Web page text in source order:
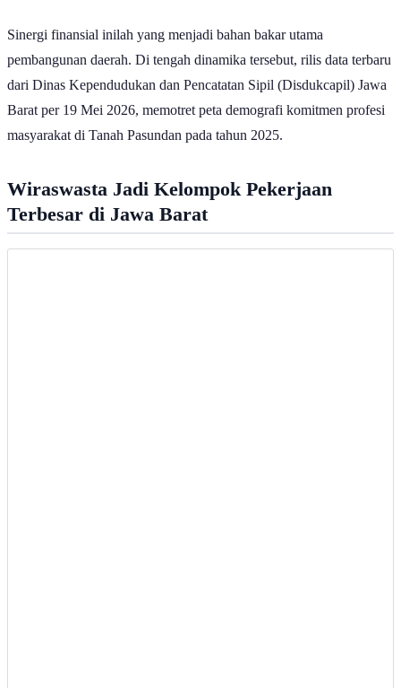
Sinergi finansial inilah yang menjadi bahan bakar utama
pembangunan daerah. Di tengah dinamika tersebut, rilis data terbaru
dari Dinas Kependudukan dan Pencatatan Sipil (Disdukcapil) Jawa
Barat per 19 Mei 2026, memotret peta demografi komitmen profesi
masyarakat di Tanah Pasundan pada tahun 2025.
Wiraswasta Jadi Kelompok Pekerjaan
Terbesar di Jawa Barat